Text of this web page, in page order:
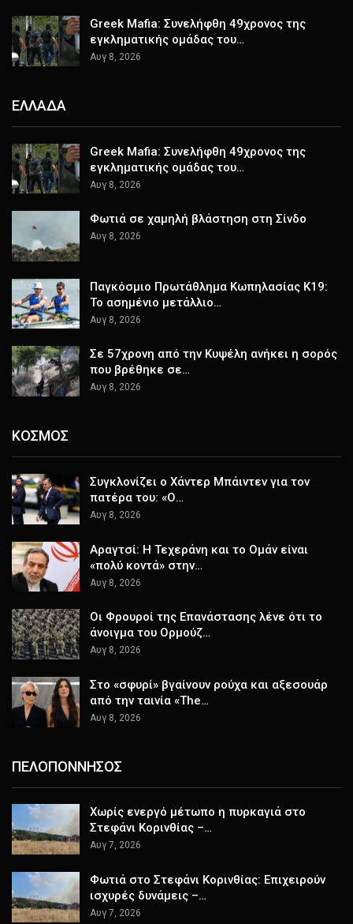
Greek Mafia: Συνελήφθη 49χρονος της
εγκληματικής ομάδας του…
Αυγ 8, 2026
ΕΛΛΑΔΑ
Greek Mafia: Συνελήφθη 49χρονος της
εγκληματικής ομάδας του…
Αυγ 8, 2026
Φωτιά σε χαμηλή βλάστηση στη Σίνδο
Αυγ 8, 2026
Παγκόσμιο Πρωτάθλημα Κωπηλασίας Κ19:
Το ασημένιο μετάλλιο…
Αυγ 8, 2026
Σε 57χρονη από την Κυψέλη ανήκει η σορός
που βρέθηκε σε…
Αυγ 8, 2026
ΚΟΣΜΟΣ
Συγκλονίζει ο Χάντερ Μπάιντεν για τον
πατέρα του: «Ο…
Αυγ 8, 2026
Αραγτσί: Η Τεχεράνη και το Ομάν είναι
«πολύ κοντά» στην…
Αυγ 8, 2026
Οι Φρουροί της Επανάστασης λένε ότι το
άνοιγμα του Ορμούζ…
Αυγ 8, 2026
Στο «σφυρί» βγαίνουν ρούχα και αξεσουάρ
από την ταινία «The…
Αυγ 8, 2026
ΠΕΛΟΠΟΝΝΗΣΟΣ
Χωρίς ενεργό μέτωπο η πυρκαγιά στο
Στεφάνι Κορινθίας –…
Αυγ 7, 2026
Φωτιά στο Στεφάνι Κορινθίας: Επιχειρούν
ισχυρές δυνάμεις –…
Αυγ 7, 2026